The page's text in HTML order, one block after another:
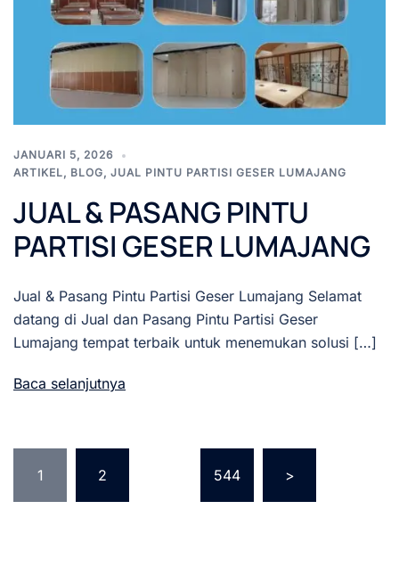
JANUARI 5, 2026
ARTIKEL, BLOG, JUAL PINTU PARTISI GESER LUMAJANG
JUAL & PASANG PINTU
PARTISI GESER LUMAJANG
Jual & Pasang Pintu Partisi Geser Lumajang Selamat
datang di Jual dan Pasang Pintu Partisi Geser
Lumajang tempat terbaik untuk menemukan solusi […]
Baca selanjutnya
pos
1 2 544 >